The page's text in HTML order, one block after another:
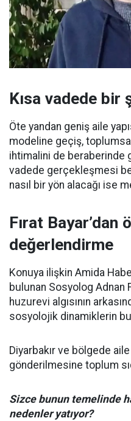
Kısa vadede bir
Öte yandan geniş aile
modeline geçiş,
ihtimalini de beraberinde
vadede gerçekleşmesi
nasıl bir yön alacağı ise
Fırat Bayar’dan
değerlendirme
Konuya ilişkin Amida
bulunan Sosyolog Adnan
huzurevi algısının
sosyolojik dinamiklerin
Diyarbakır ve bölgede
gönderilmesine toplum
Sizce bunun temelinde
nedenler yatıyor?